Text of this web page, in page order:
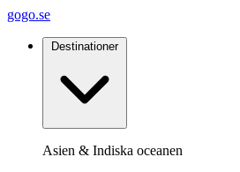
gogo.se
Destinationer
Asien & Indiska oceanen